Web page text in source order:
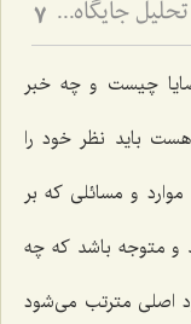
تفاوت جنس در مرکبات و بسائط - تحلیل جایگاه ماده و صورت در هستی‌شناسی فلسفی 7
چیست و چه خبر
باید نظر خود را
و مسائلى كه بر
و متوجه باشد كه چه
اصلى مترتب می‌شود